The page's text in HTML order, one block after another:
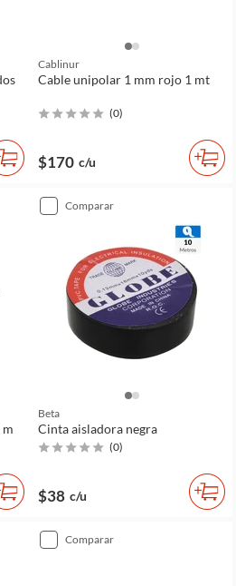
Cablinur
Cable unipolar 1 mm rojo 1 mt
(0)
$170 c/u
comparar
Beta
Cinta aisladora negra
(0)
$38 c/u
comparar